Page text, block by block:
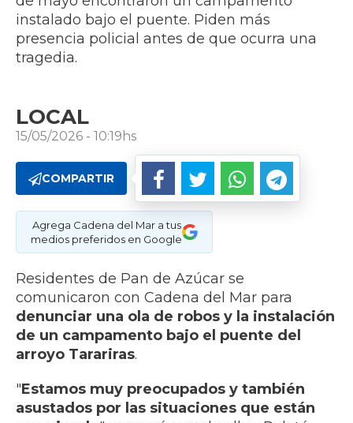
instalado bajo el puente. Piden más
presencia policial antes de que ocurra una
tragedia.
LOCAL
15/05/2026 - 10:19hs
COMPARTIR
Agrega Cadena del Mar a tus
medios preferidos en Google
Residentes de Pan de Azúcar se
comunicaron con Cadena del Mar para
denunciar una ola de robos y la instalación
de un campamento bajo el puente del
arroyo Tarariras.
"Estamos muy preocupados y también
asustados por las situaciones que están